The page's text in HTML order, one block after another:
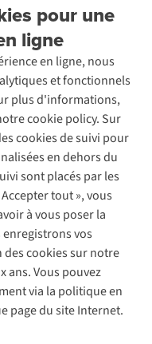
pour une
ligne
en ligne, nous
et fonctionnels
plus d'informations,
cookie policy. Sur
cookies de suivi pour
en dehors du
sont placés par les
tout », vous
à vous poser la
vos
cookies sur notre
ans. Vous pouvez
via la politique en
page du site Internet.
confidentialité
Cookie Policy